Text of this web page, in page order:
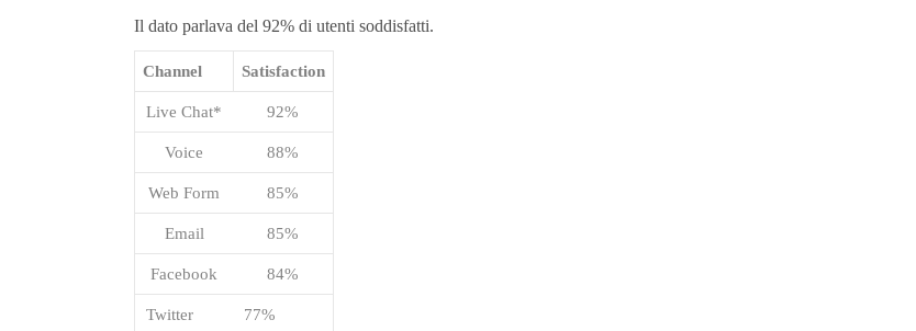
Il dato parlava del 92% di utenti soddisfatti.
Channel Satisfaction
Live Chat* 92%
Voice 88%
Web Form 85%
Email 85%
Facebook 84%
Twitter 77%